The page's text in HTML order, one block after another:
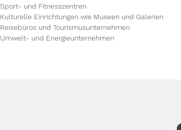
Sport- und Fitnesszentren
Kulturelle Einrichtungen wie Museen und Galerien
Reisebüros und Tourismusunternehmen
Umwelt- und Energieunternehmen